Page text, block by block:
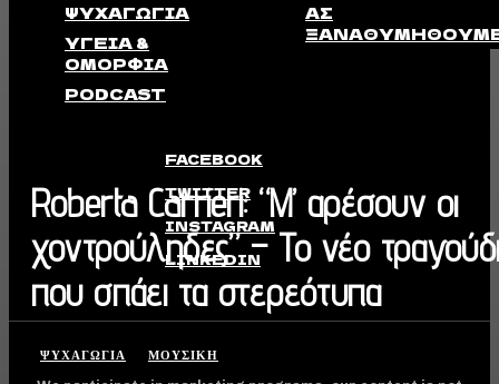
Roberta Carrieri: “Μ’ αρέσουν οι
χοντρούληδες” – Το νέο τραγούδι
που σπάει τα στερεότυπα
ΨΥΧΑΓΩΓΊΑ ΜΟΥΣΙΚΉ
ΨΥΧΑΓΩΓΊΑ
ΥΓΕΊΑ &
ΟΜΟΡΦΙΆ
PODCAST
ΑΣ
FACEBOOK
TWITTER
INSTAGRAM
LINKEDIN